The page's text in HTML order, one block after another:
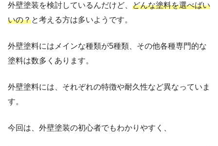
外壁塗装を検討しているんだけど、 どんな塗料を選べばい
いの？と考える方は多いようです。
外壁塗料にはメインな種類が5種類、その他各種専門的な
塗料は数多くあります。
外壁塗料には、それぞれの特徴や耐久性など異なっていま
す。
今回は、外壁塗装の初心者でもわかりやすく、